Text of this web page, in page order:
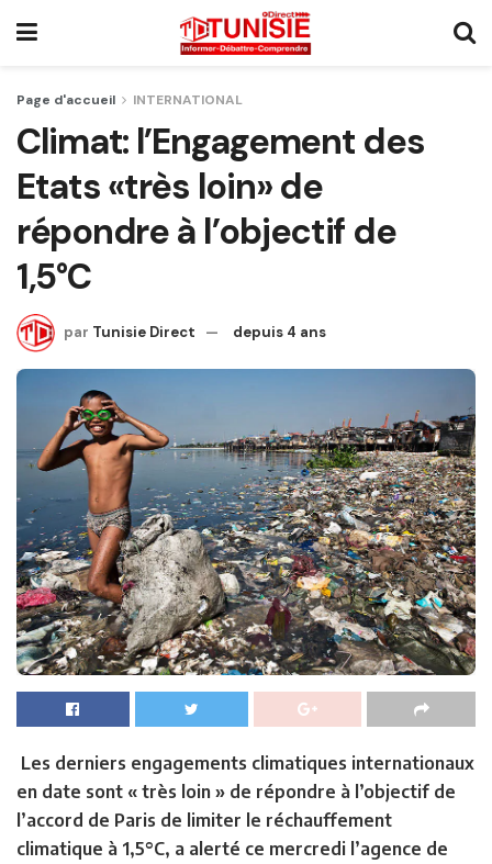
Page d'accueil INTERNATIONAL
Climat: l’Engagement des
Etats «très loin» de
répondre à l’objectif de
1,5°C
par Tunisie Direct depuis 4 ans
Les derniers engagements climatiques internationaux
en date sont « très loin » de répondre à l’objectif de
l’accord de Paris de limiter le réchauffement
climatique à 1,5°C, a alerté ce mercredi l’agence de